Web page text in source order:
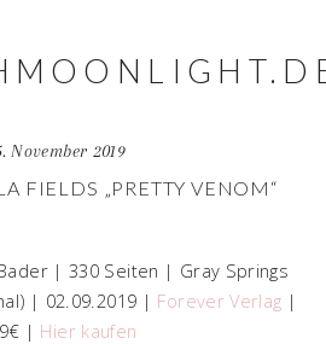
November 2019
FIELDS „PRETTY VENOM“
| 330 Seiten | Gray Springs
| 02.09.2019 | Forever Verlag |
| Hier kaufen